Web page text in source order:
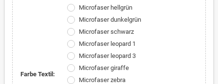
Farbe Textil:
Microfaser hellgrün
Microfaser dunkelgrün
Microfaser schwarz
Microfaser leopard 1
Microfaser leopard 3
Microfaser giraffe
Microfaser zebra